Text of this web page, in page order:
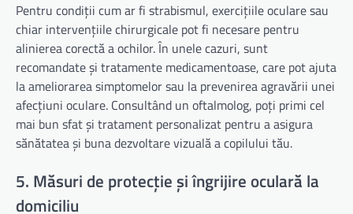
Pentru condiții cum ar fi strabismul, exercițiile oculare sau
chiar intervențiile chirurgicale pot fi necesare pentru
alinierea corectă a ochilor. În unele cazuri, sunt
recomandate și tratamente medicamentoase, care pot ajuta
la ameliorarea simptomelor sau la prevenirea agravării unei
afecțiuni oculare. Consultând un oftalmolog, poți primi cel
mai bun sfat și tratament personalizat pentru a asigura
sănătatea și buna dezvoltare vizuală a copilului tău.
5. Măsuri de protecție și îngrijire oculară la
domiciliu